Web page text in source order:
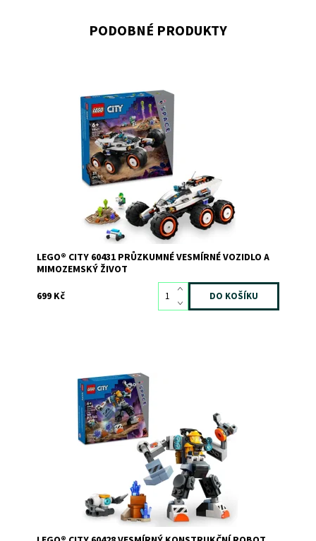
PODOBNÉ PRODUKTY
Stavebnice průzkumného vesmírného vozidla pro děti
Dostupnost:
Skladem3
11352
LEGO
LEGO® CITY 60431 PRŮZKUMNÉ VESMÍRNÉ VOZIDLO A
MIMOZEMSKÝ ŽIVOT
699 Kč
Futuristická robotická hračka pro neomezená vesmírná
dobrodružství!
Dostupnost:
Skladem1
11343